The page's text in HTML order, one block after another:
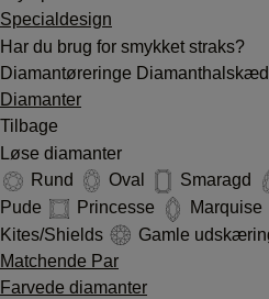
Specialdesign
Har du brug for smykket straks?
Diamantøreringe
Diamanter
Tilbage
Løse diamanter
Rund
Oval Smaragd
Pude
Princesse Marquise
Kites/Shields
Gamle
Matchende Par
Farvede diamanter